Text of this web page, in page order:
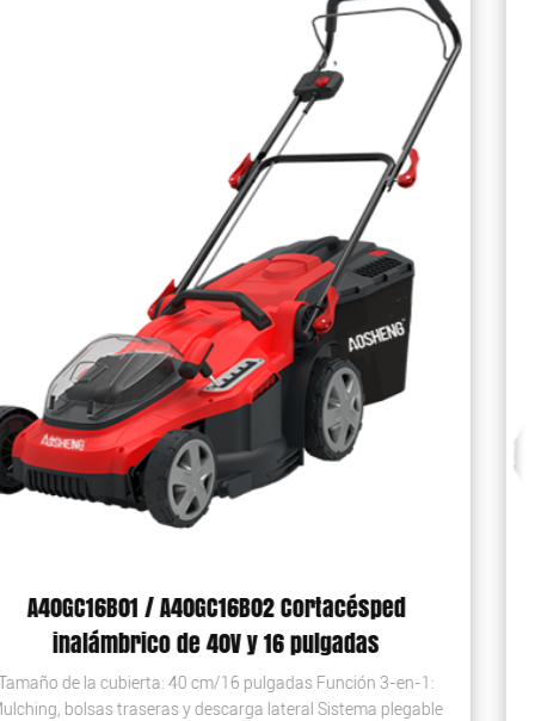
3-en-1:
plegable
A40CF900HEB01 Soplador de hojas
de litio de 40V
Función de impulso de turbina Gran volumen
instantáneo Opción de mochila para batería